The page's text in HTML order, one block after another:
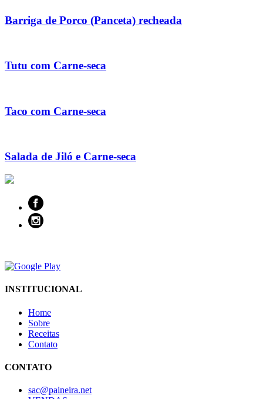
Barriga de Porco (Panceta) recheada
Tutu com Carne-seca
Taco com Carne-seca
Salada de Jiló e Carne-seca
INSTITUCIONAL
Home
Sobre
Receitas
Contato
CONTATO
sac@paineira.net